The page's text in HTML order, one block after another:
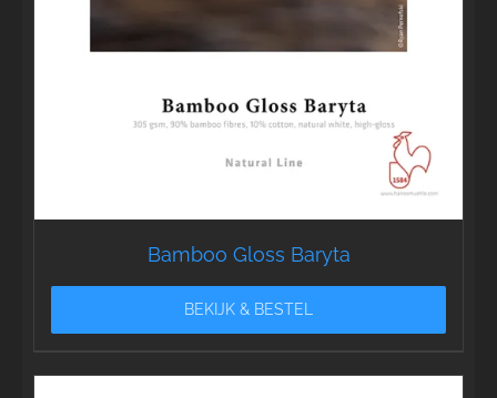
Bamboo Gloss Baryta
BEKIJK & BESTEL